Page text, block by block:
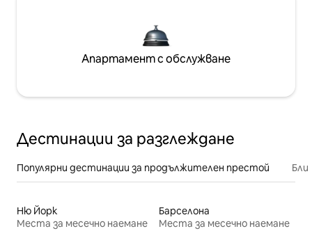
Апартамент с обслужване
Дестинации за разглеждане
Популярни дестинации за продължителен престой
Ню Йорк
Места за месечно наемане
Барселона
Места за месечно наемане